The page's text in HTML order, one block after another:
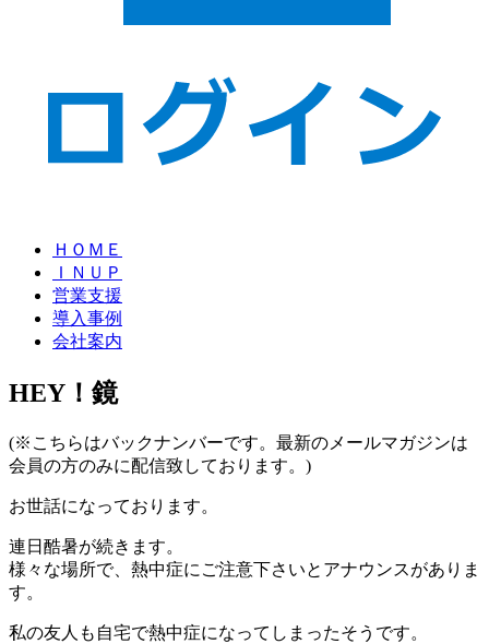
ＨＯＭＥ
ＩＮＵＰ
営業支援
導入事例
会社案内
HEY！鏡
(※こちらはバックナンバーです。最新のメールマガジンは
会員の方のみに配信致しております。)
お世話になっております。
連日酷暑が続きます。
様々な場所で、熱中症にご注意下さいとアナウンスがありま
す。
私の友人も自宅で熱中症になってしまったそうです。